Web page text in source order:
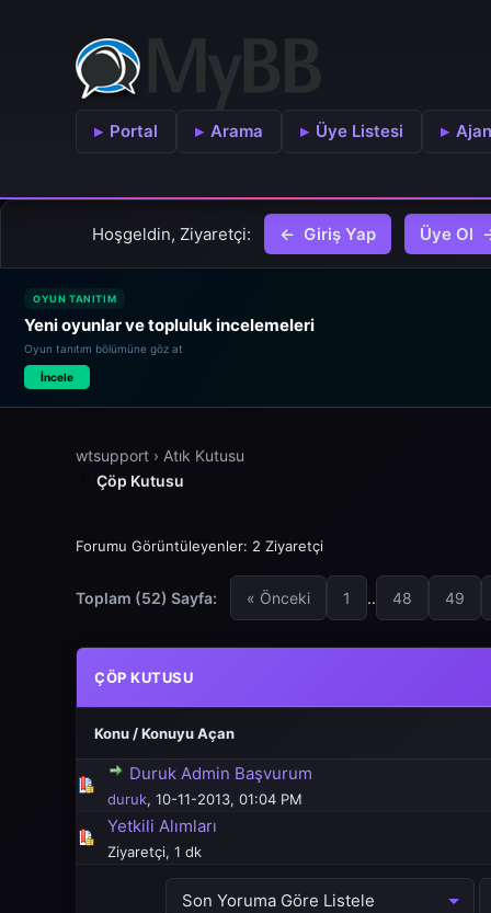
Portal Arama Üye Listesi
Hoşgeldin, Ziyaretçi: Giriş Yap Üye Ol
OYUN TANITIM
Yeni oyunlar ve topluluk incelemeleri
Oyun tanıtım bölümüne göz at
İncele
wtsupport › Atık Kutusu
Çöp Kutusu
Forumu Görüntüleyenler: 2 Ziyaretçi
Toplam (52) Sayfa: « Önceki 1 .. 48 49
ÇÖP KUTUSU
Konu /Konuyu Açan
Duruk Admin Başvurum
duruk, 10-11-2013, 01:04 PM
üzerinden 0 Oy - Toplam Ortalama 0 Oy Verilmiş
12345
Yetkili Alımları
Ziyaretçi, 1 dk
üzerinden 0 Oy - Toplam Ortalama 0 Oy Verilmiş
123